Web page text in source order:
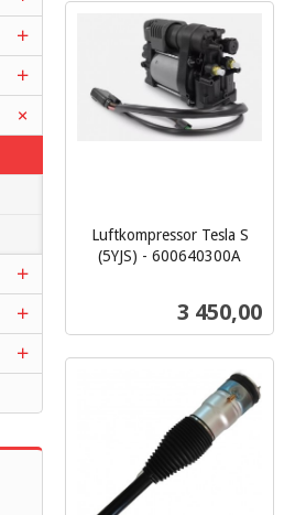
Luftkompressor Tesla S
(5YJS) - 600640300A
Pris
3 450,00